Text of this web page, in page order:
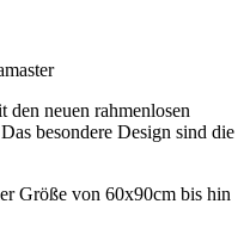
den neuen rahmenlosen
besondere Design sind die
Größe von 60x90cm bis hin